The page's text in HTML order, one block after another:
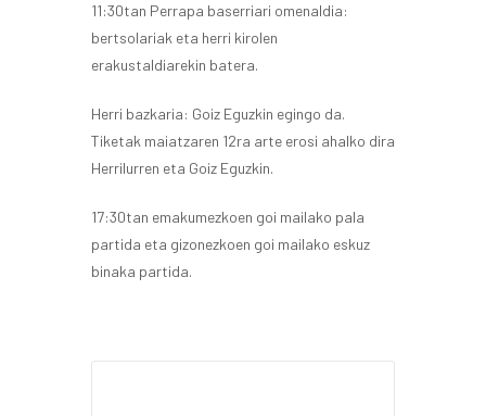
11:30tan Perrapa baserriari omenaldia:
bertsolariak eta herri kirolen
erakustaldiarekin batera.
Herri bazkaria: Goiz Eguzkin egingo da.
Tiketak maiatzaren 12ra arte erosi ahalko dira
Herrilurren eta Goiz Eguzkin.
17:30tan emakumezkoen goi mailako pala
partida eta gizonezkoen goi mailako eskuz
binaka partida.